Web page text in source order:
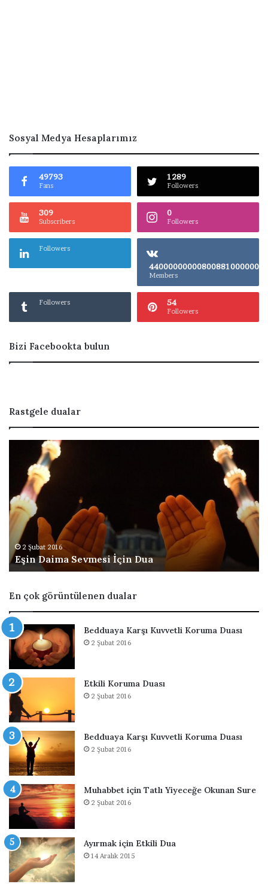
Sosyal Medya Hesaplarımız
49793
Fans
1289
Followers
309
Subscribers
0
Followers
Followers
Members
Followers 54
Followers
Bizi Facebookta bulun
Rastgele dualar
D
a
i
S
e
m
e
s
i
İ
ç
i
n
D
u
a
2 Şubat 2016
Eşin Daima Sevmesi İçin Dua
En çok görüntülenen dualar
Bedduaya Karşı Kuvvetli Koruma Duası
2 Şubat 2016
Etkili Koruma Duası
2 Şubat 2016
Bedduaya Karşı Kuvvetli Koruma Duası
2 Şubat 2016
Muhabbet için Tatlı Yiyeceğe Okunan Sure
2 Şubat 2016
Ayırmak için Etkili Dua
14 Aralık 2015